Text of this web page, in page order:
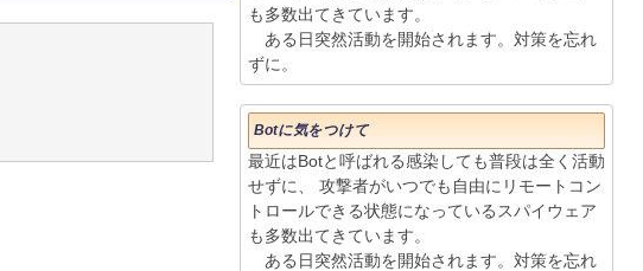
も多数出てきています。
ある日突然活動を開始されます。対策を忘れ
ずに。
Botに気をつけて
最近はBotと呼ばれる感染しても普段は全く活動
せずに、 攻撃者がいつでも自由にリモートコン
トロールできる状態になっているスパイウェア
も多数出てきています。
ある日突然活動を開始されます。対策を忘れ